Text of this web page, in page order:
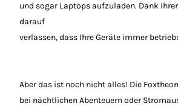
und sogar Laptops aufzuladen. Dank
darauf
verlassen, dass Ihre Geräte immer
Aber das ist noch nicht alles! Die
bei nächtlichen Abenteuern oder